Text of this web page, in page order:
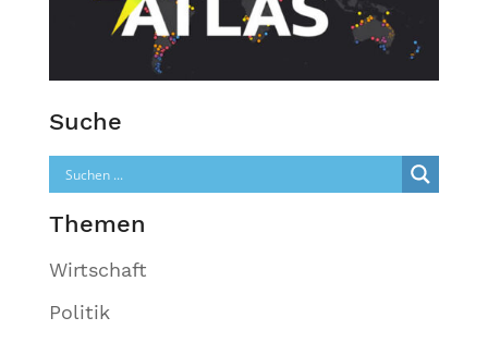
Suche
Themen
Wirtschaft
Politik